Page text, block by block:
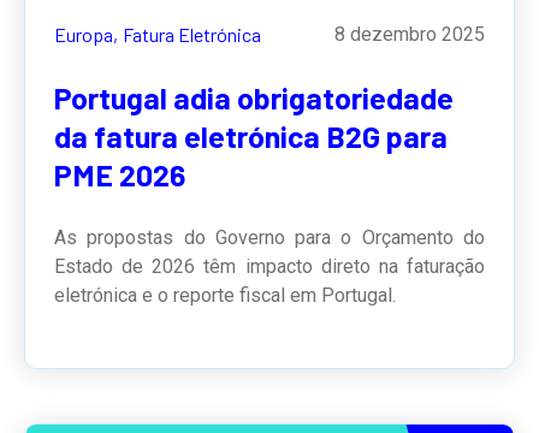
Europa, Fatura Eletrónica 8 dezembro 2025
Portugal adia obrigatoriedade
da fatura eletrónica B2G para
PME 2026
As propostas do Governo para o Orçamento do
Estado de 2026 têm impacto direto na faturação
eletrónica e o reporte fiscal em Portugal.